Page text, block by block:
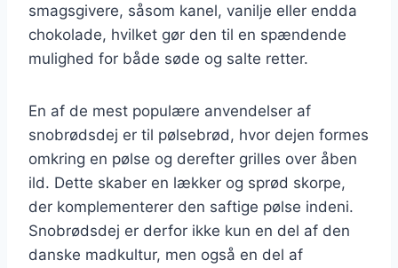
smagsgivere, såsom kanel, vanilje eller endda
chokolade, hvilket gør den til en spændende
mulighed for både søde og salte retter.
En af de mest populære anvendelser af
snobrødsdej er til pølsebrød, hvor dejen formes
omkring en pølse og derefter grilles over åben
ild. Dette skaber en lækker og sprød skorpe,
der komplementerer den saftige pølse indeni.
Snobrødsdej er derfor ikke kun en del af den
danske madkultur, men også en del af